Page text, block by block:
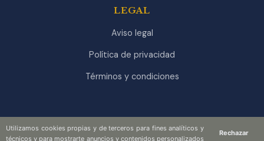
Utilizamos cookies propias y de terceros para fines analíticos y
técnicos y para mostrarte anuncios y contenidos personalizados
Rechazar
LEGAL
Aviso legal
Política de privacidad
Términos y condiciones